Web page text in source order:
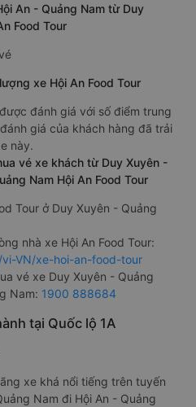
An - Quảng Nam từ Duy
Food Tour
xe Hội An Food Tour
đánh giá với số điểm trung
giá của khách hàng đã trải
này.
vé xe khách từ Duy Xuyên -
Nam Hội An Food Tour
Tour ở Duy Xuyên - Quảng
nhà xe Hội An Food Tour:
VN/xe-hoi-an-food-tour
vé xe Duy Xuyên - Quảng
Nam: 1900 888684
tại Quốc lộ 1A
xe khá nổi tiếng trên tuyến
Nam đi Hội An - Quảng